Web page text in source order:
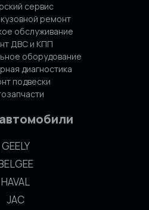
сервис
ремонт
обслуживание
ДВС и КПП
оборудование
диагностика
подвески
GEELY
HAVAL
JAC